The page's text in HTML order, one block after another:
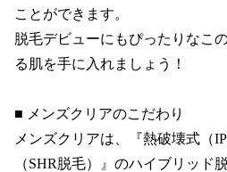
ことができます。
脱毛デビューにもぴったりなこ
る肌を手に入れましょう！
■ メンズクリアのこだわり
メンズクリアは、『熱破壊式（
（SHR脱毛）』のハイブリッド